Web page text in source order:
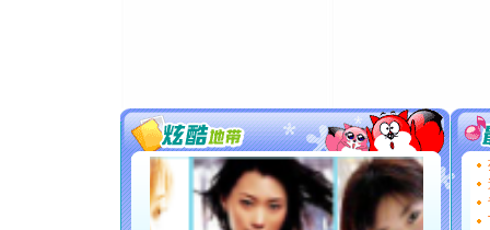
片叶子是
送你一
[圣诞节]
你太多
要平安
[圣诞节]